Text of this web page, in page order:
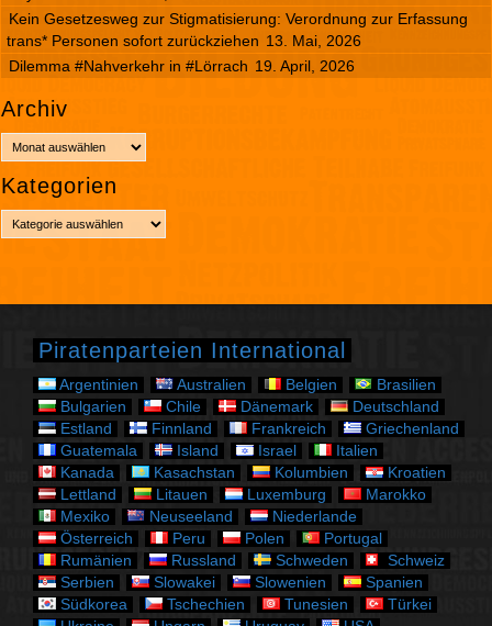
Kein Gesetzesweg zur Stigmatisierung: Verordnung zur Erfassung
trans* Personen sofort zurückziehen 13. Mai, 2026
Dilemma #Nahverkehr in #Lörrach 19. April, 2026
Archiv
r
c
Kategorien
a
g
Piratenparteien International
Argentinien Australien Belgien
Brasilien
Bulgarien
Chile Dänemark
Deutschland
Estland
Finnland Frankreich
Griechenland
Guatemala
Island Israel
Italien
Kanada
Kasachstan Kolumbien
Kroatien
Lettland
Litauen Luxemburg
Marokko
Mexiko
Neuseeland
Niederlande
Österreich
Peru Polen
Portugal
Rumänien
Russland Schweden
Schweiz
Serbien
Slowakei Slowenien
Spanien
Südkorea
Tschechien Tunesien
Türkei